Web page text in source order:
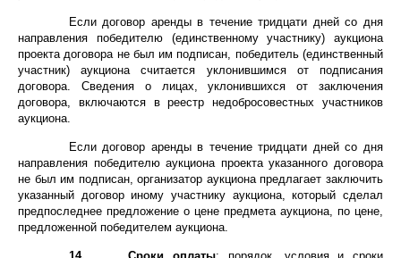
Если договор аренды в течение тридцати дней со дня
направления победителю (единственному участнику) аукциона
проекта договора не был им подписан, победитель (единственный
участник) аукциона считается уклонившимся от подписания
договора. Сведения о лицах, уклонившихся от заключения
договора, включаются в реестр недобросовестных участников
аукциона.
Если договор аренды в течение тридцати дней со дня
направления победителю аукциона проекта указанного договора
не был им подписан, организатор аукциона предлагает заключить
указанный договор иному участнику аукциона, который сделал
предпоследнее предложение о цене предмета аукциона, по цене,
предложенной победителем аукциона.